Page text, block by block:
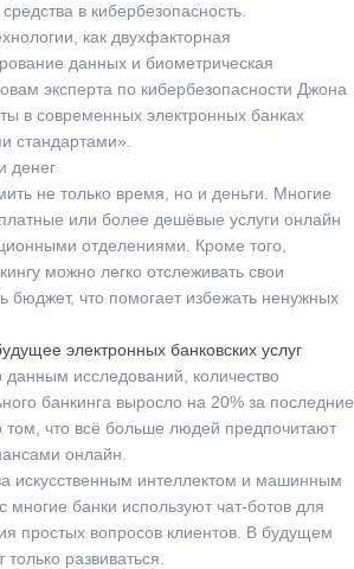
в кибербезопасность.
как двухфакторная
данных и биометрическая
эксперта по кибербезопасности Джона
в современных электронных банках
стандартами».
денег
не только время, но и деньги. Многие
или более дешёвые услуги онлайн
отделениями. Кроме того,
можно легко отслеживать свои
бюджет, что помогает избежать ненужных
электронных банковских услуг
данным исследований, количество
банкинга выросло на 20% за последние
том, что всё больше людей предпочитают
онлайн.
искусственным интеллектом и машинным
банки используют чат-ботов для
простых вопросов клиентов. В будущем
развиваться.